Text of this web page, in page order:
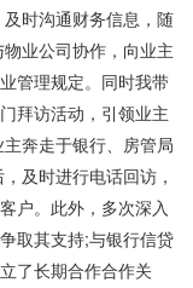
时沟通财务信息，随
业公司协作，向业主
管理规定。同时我带
拜访活动，引领业主
奔走于银行、房管局
及时进行电话回访，
户。此外，多次深入
取其支持;与银行信贷
了长期合作合作关